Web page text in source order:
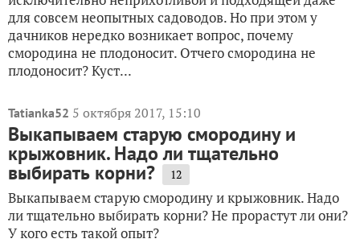
для совсем неопытных садоводов. Но при этом у
дачников нередко возникает вопрос, почему
смородина не плодоносит. Отчего смородина не
плодоносит? Куст...
Tatianka52 5 октября 2017, 15:10
Выкапываем старую смородину и
крыжовник. Надо ли тщательно
выбирать корни? 12
Выкапываем старую смородину и крыжовник. Надо
ли тщательно выбирать корни? Не прорастут ли они?
У кого есть такой опыт?